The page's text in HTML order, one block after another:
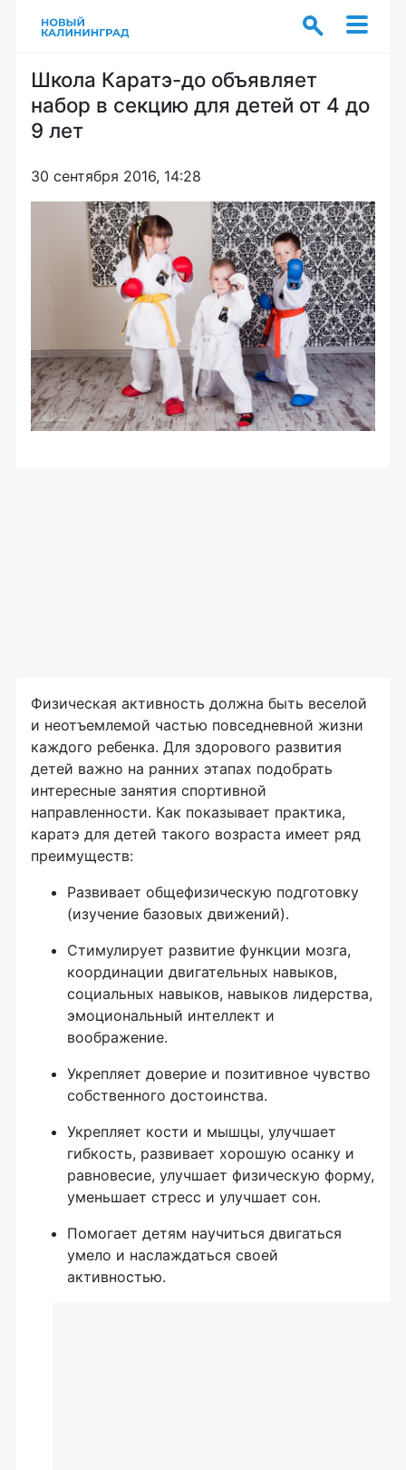
Школа Каратэ-до объявляет
набор в секцию для детей от 4 до
9 лет
30 сентября 2016, 14:28
Физическая активность должна быть веселой
и неотъемлемой частью повседневной жизни
каждого ребенка. Для здорового развития
детей важно на ранних этапах подобрать
интересные занятия спортивной
направленности. Как показывает практика,
каратэ для детей такого возраста имеет ряд
преимуществ:
Развивает общефизическую подготовку
(изучение базовых движений).
Стимулирует развитие функции мозга,
координации двигательных навыков,
социальных навыков, навыков лидерства,
эмоциональный интеллект и
воображение.
Укрепляет доверие и позитивное чувство
собственного достоинства.
Укрепляет кости и мышцы, улучшает
гибкость, развивает хорошую осанку и
равновесие, улучшает физическую форму,
уменьшает стресс и улучшает сон.
Помогает детям научиться двигаться
умело и наслаждаться своей
активностью.